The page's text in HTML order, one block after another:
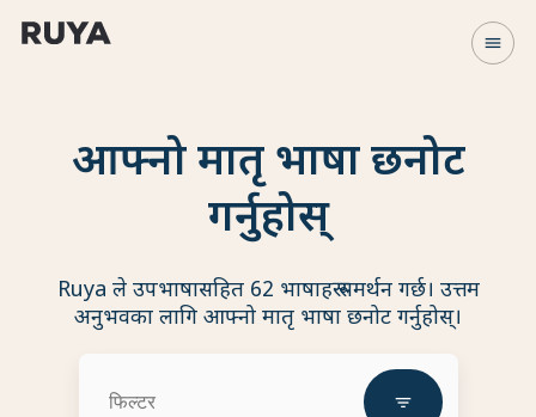
menu
आफ्नो मातृ भाषा छनोट
गर्नुहोस्
Ruya ले उपभाषासहित 62 भाषाहरू समर्थन गर्छ। उत्तम
अनुभवका लागि आफ्नो मातृ भाषा छनोट गर्नुहोस्।
filter_list